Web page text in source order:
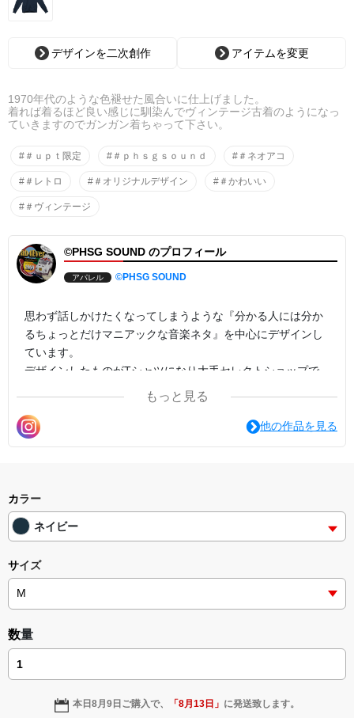
デザインを二次創作 アイテムを変更
1970年代のような色褪せた風合いに仕上げました。
着れば着るほど良い感じに馴染んでヴィンテージ古着のようになっ
ていきますのでガンガン着ちゃって下さい。
#＃ｕｐｔ限定 #＃ｐｈｓｇｓｏｕｎｄ #＃ネオアコ
#＃レトロ #＃オリジナルデザイン #＃かわいい
#＃ヴィンテージ
©PHSG SOUND のプロフィール
アパレル ©PHSG SOUND
思わず話しかけたくなってしまうような『分かる人には分か
るちょっとだけマニアックな音楽ネタ』を中心にデザインし
ています。
デザインしたものがTシャツになり大手セレクトショップで
も販売されたこともあります。
既存のデザインをカスタムして店舗限定デザインにしたり、
新規デザイン依頼やご意見ご要望等ございましたらお気軽に
もっと見る
他の作品を見る
カラー
ネイビー
サイズ
数量
本日8月9日 ご購入で、 「8月13日 」 に発送致します。